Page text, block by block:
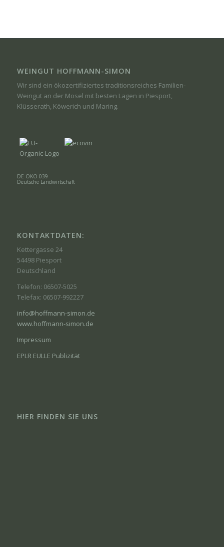
WEINGUT HOFFMANN-SIMON
Wir sind ein ökozertifiziertes traditionsreiches Familien-
Weingut an der Mosel mit besten Lagen in Piesport,
Klüsserath, Köwerich und Maring.
DE ÖKO 039
Deutsche Landwirtschaft
KONTAKTDATEN:
Kettergasse 24
54498 Piesport
Deutschland
Telefon: 06507-5025
Telefax: 06507-992227
info@hoffmann-simon.de
www.hoffmann-simon.de
Impressum
EPLR EULLE Publizität
HIER FINDEN SIE UNS